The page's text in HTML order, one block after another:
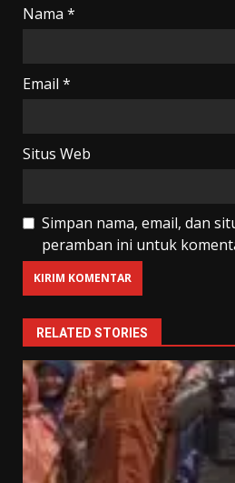
Nama *
Email *
Situs Web
Simpan nama, email, dan
peramban ini untuk
RELATED STORIES